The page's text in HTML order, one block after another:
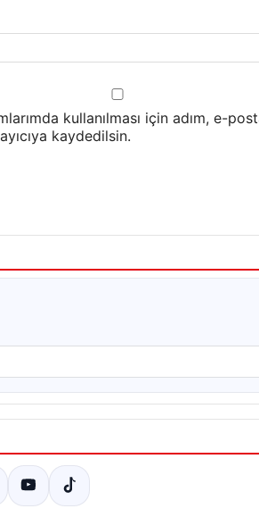
kullanılması için adım, e-
kaydedilsin.